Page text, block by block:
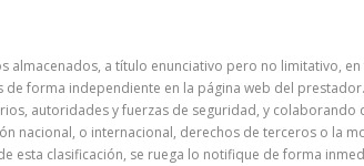
a título enunciativo pero no limitativo,
forma independiente en la página web del
autoridades y fuerzas de seguridad, y
nacional, o internacional, derechos de terceros o la
esta clasificación, se ruega lo notifique de forma